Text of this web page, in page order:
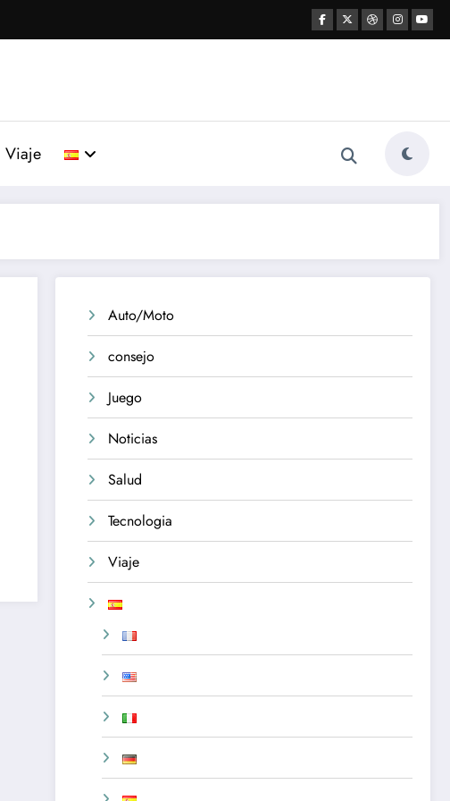
Viaje
Auto/Moto
consejo
Juego
Noticias
Salud
Tecnologia
Viaje